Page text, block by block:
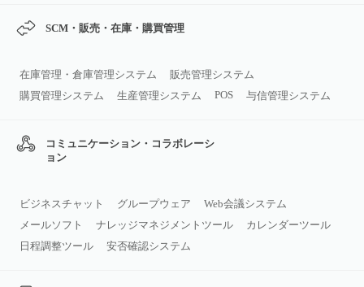
SCM・販売・在庫・購買管理
在庫管理・倉庫管理システム
販売管理システム
購買管理システム
生産管理システム POS 与信管理システム
コミュニケーション・コラボレーシ
ョン
ビジネスチャット グループウェア
Web会議システム
メールソフト
ナレッジマネジメントツール
カレンダーツール
日程調整ツール
安否確認システム